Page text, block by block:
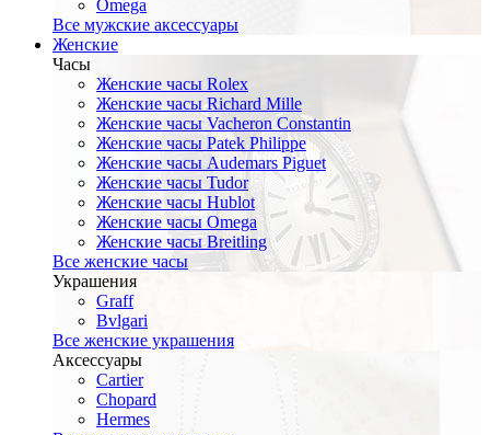
Omega
Все мужские аксессуары
Женские
Часы
Женские часы Rolex
Женские часы Richard Mille
Женские часы Vacheron Constantin
Женские часы Patek Philippe
Женские часы Audemars Piguet
Женские часы Tudor
Женские часы Hublot
Женские часы Omega
Женские часы Breitling
Все женские часы
Украшения
Graff
Bvlgari
Все женские украшения
Аксессуары
Cartier
Chopard
Hermes